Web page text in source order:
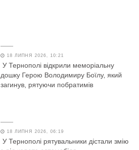
18 ЛИПНЯ 2026, 10:21
У Тернополі відкрили меморіальну
дошку Герою Володимиру Боїлу, який
загинув, рятуючи побратимів
18 ЛИПНЯ 2026, 06:19
У Тернополі рятувальники дістали змію